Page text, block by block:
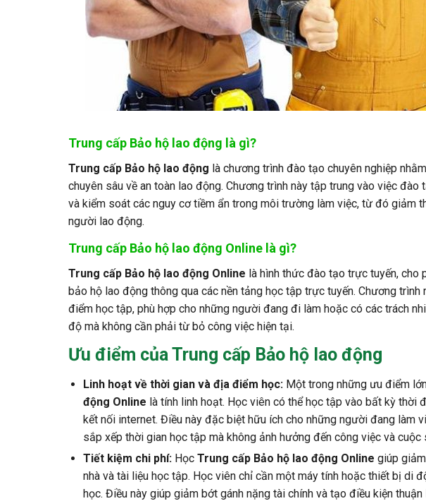
Trung cấp Bảo hộ lao động là gì?
Trung cấp Bảo hộ lao động là chương trình đào tạo chuyên nghiệp
chuyên sâu về an toàn lao động. Chương trình này tập trung vào việc
và kiểm soát các nguy cơ tiềm ẩn trong môi trường làm việc, từ đó giảm
người lao động.
Trung cấp Bảo hộ lao động Online là gì?
Trung cấp Bảo hộ lao động Online là hình thức đào tạo trực tuyến, cho
bảo hộ lao động thông qua các nền tảng học tập trực tuyến. Chương
điểm học tập, phù hợp cho những người đang đi làm hoặc có các trách
độ mà không cần phải từ bỏ công việc hiện tại.
Ưu điểm của Trung cấp Bảo hộ lao động
Linh hoạt về thời gian và địa điểm học:Một trong những ưu điểm
động Online là tính linh hoạt. Học viên có thể học tập vào bất kỳ
kết nối internet. Điều này đặc biệt hữu ích cho những người đang làm
sắp xếp thời gian học tập mà không ảnh hưởng đến công việc và cuộc
Tiết kiệm chi phí:Học Trung cấp Bảo hộ lao động Online giúp
nhà và tài liệu học tập. Học viên chỉ cần một máy tính hoặc thiết bị di
học. Điều này giúp giảm bớt gánh nặng tài chính và tạo điều kiện